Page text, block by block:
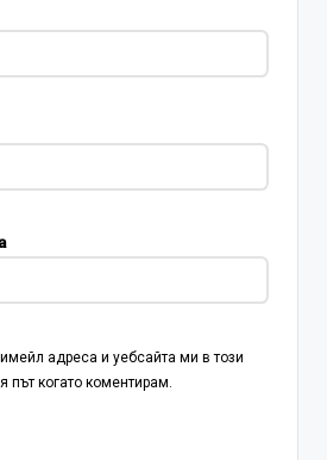
адреса и уебсайта ми в този
път когато коментирам.